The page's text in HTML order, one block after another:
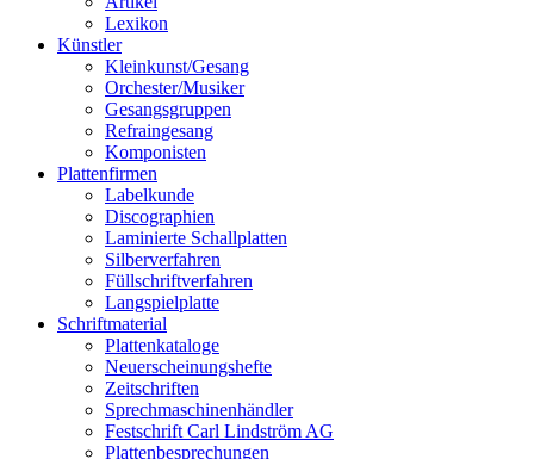
Lexikon
Künstler
Kleinkunst/Gesang
Orchester/Musiker
Gesangsgruppen
Refraingesang
Komponisten
Plattenfirmen
Labelkunde
Discographien
Laminierte Schallplatten
Silberverfahren
Füllschriftverfahren
Langspielplatte
Schriftmaterial
Plattenkataloge
Neuerscheinungshefte
Zeitschriften
Sprechmaschinenhändler
Festschrift Carl Lindström AG
Plattenbesprechungen